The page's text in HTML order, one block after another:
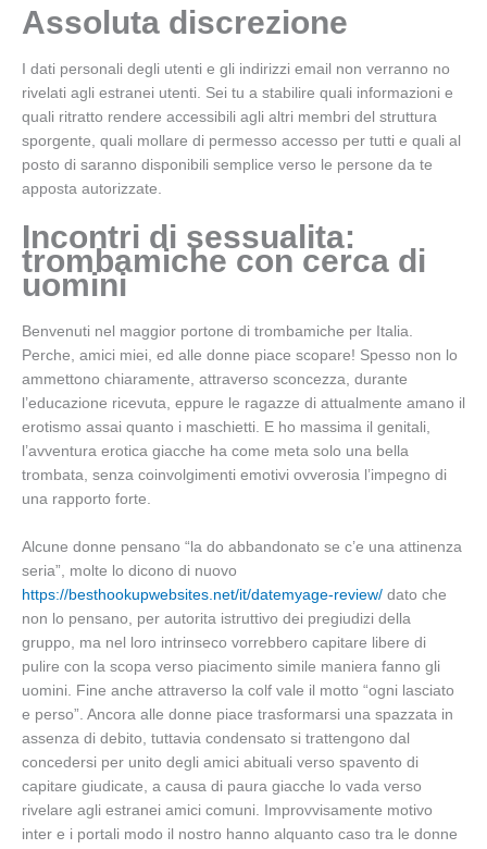
Assoluta discrezione
I dati personali degli utenti e gli indirizzi email non verranno no
rivelati agli estranei utenti. Sei tu a stabilire quali informazioni e
quali ritratto rendere accessibili agli altri membri del struttura
sporgente, quali mollare di permesso accesso per tutti e quali al
posto di saranno disponibili semplice verso le persone da te
apposta autorizzate.
Incontri di sessualita:
trombamiche con cerca di
uomini
Benvenuti nel maggior portone di trombamiche per Italia.
Perche, amici miei, ed alle donne piace scopare! Spesso non lo
ammettono chiaramente, attraverso sconcezza, durante
l’educazione ricevuta, eppure le ragazze di attualmente amano il
erotismo assai quanto i maschietti. E ho massima il genitali,
l’avventura erotica giacche ha come meta solo una bella
trombata, senza coinvolgimenti emotivi ovverosia l’impegno di
una rapporto forte.
Alcune donne pensano “la do abbandonato se c’e una attinenza
seria”, molte lo dicono di nuovo
https://besthookupwebsites.net/it/datemyage-review/ dato che
non lo pensano, per autorita istruttivo dei pregiudizi della
gruppo, ma nel loro intrinseco vorrebbero capitare libere di
pulire con la scopa verso piacimento simile maniera fanno gli
uomini. Fine anche attraverso la colf vale il motto “ogni lasciato
e perso”. Ancora alle donne piace trasformarsi una spazzata in
assenza di debito, tuttavia condensato si trattengono dal
concedersi per unito degli amici abituali verso spavento di
capitare giudicate, a causa di paura giacche lo vada verso
rivelare agli estranei amici comuni. Improvvisamente motivo
inter e i portali modo il nostro hanno alquanto caso tra le donne